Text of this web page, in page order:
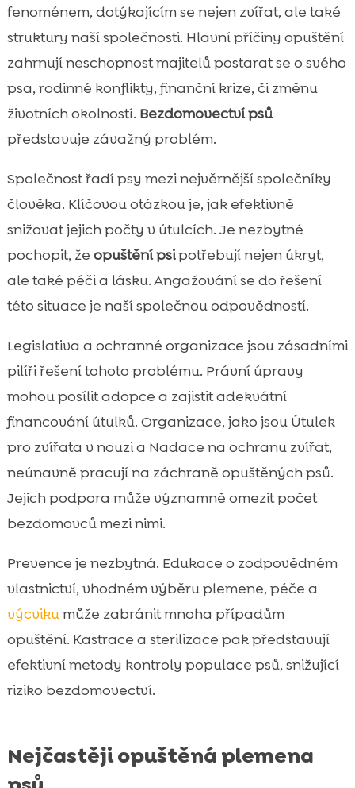
fenoménem, dotýkajícím se nejen zvířat, ale také
struktury naší společnosti. Hlavní příčiny opuštění
zahrnují neschopnost majitelů postarat se o svého
psa, rodinné konflikty, finanční krize, či změnu
životních okolností. Bezdomovectví psů
představuje závažný problém.
Společnost řadí psy mezi nejvěrnější společníky
člověka. Klíčovou otázkou je, jak efektivně
snižovat jejich počty v útulcích. Je nezbytné
pochopit, že opuštění psipotřebují nejen úkryt,
ale také péči a lásku. Angažování se do řešení
této situace je naší společnou odpovědností.
Legislativa a ochranné organizace jsou zásadními
pilíři řešení tohoto problému. Právní úpravy
mohou posílit adopce a zajistit adekvátní
financování útulků. Organizace, jako jsou Útulek
pro zvířata v nouzi a Nadace na ochranu zvířat,
neúnavně pracují na záchraně opuštěných psů.
Jejich podpora může významně omezit počet
bezdomovců mezi nimi.
Prevence je nezbytná. Edukace o zodpovědném
vlastnictví, vhodném výběru plemene, péče a
výcvikumůže zabránit mnoha případům
opuštění. Kastrace a sterilizace pak představují
efektivní metody kontroly populace psů, snižující
riziko bezdomovectví.
Nejčastěji opuštěná plemena